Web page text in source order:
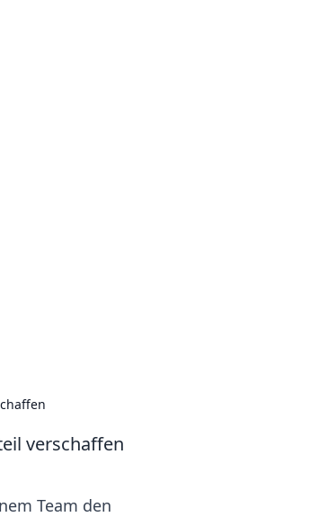
verschaffen
Team den